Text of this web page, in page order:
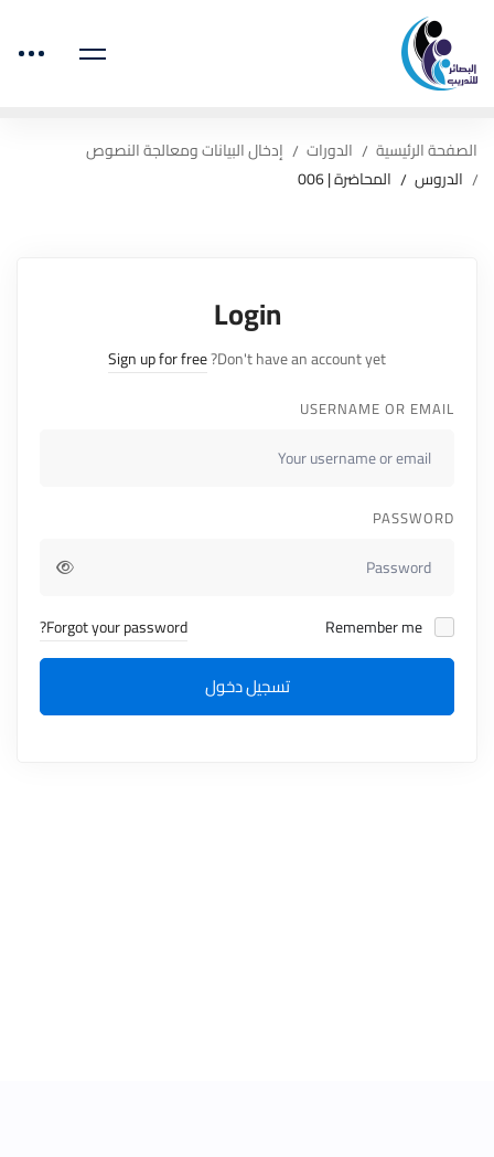
الصفحة الرئيسية الدورات
إدخال البيانات ومعالجة النصوص
الدروس
المحاضرة | 006
Login
Don't have an account yet?
Sign up for free
USERNAME OR EMAIL
PASSWORD
Forgot your password?
تسجيل دخول